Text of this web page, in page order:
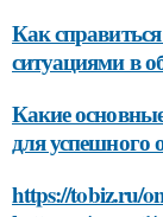
Как
ситуациями в
Какие
для
https://tobiz.ru/